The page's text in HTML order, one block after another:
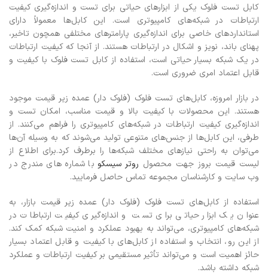
کابل تست فلوک یکی از ابزارهای حیاتی برای تست و اندازه‌گیری کیفیت
ارتباطات در شبکه‌های کامپیوتری است. این کابل‌ها معمولاً دارای
استانداردهای خاصی برای اندازه‌گیری پارامترهای مختلفی همچون تاخیر،
پهنای باند، نویز و اشکال در ارتباطات هستند. از آنجا که کیفیت ارتباطات
در یک شبکه بسیار حیاتی است، استفاده از کابل تست فلوک با کیفیت و
قابل اعتماد امری ضروری است.
در بازار امروزه، کابل‌های تست فلوک (فلوک دار) عمده زیر قیمت موجود
هستند. این محصولات با کیفیت بالا و قیمت مناسب، امکان تست و
اندازه‌گیری کیفیت ارتباطات در شبکه‌های کامپیوتری را فراهم می‌کنند. از
طرفی، این کابل‌ها از جنس‌های متنوعی تولید می‌شوند که به وسیله آن‌ها
می‌توان به راحتی نیازهای مختلف شبکه‌ها را برطرف کرد.برای اطلاع از
لیست قیمت بروز جهت محصول روتر سیسکو با شماره های مندرج در
وب سایت و کارشناسان مجموعه تماس حاصل فرمایید.
استفاده از کابل‌های تست فلوک (فلوک دار) عمده زیر قیمت بازار، به
عنوان یک ابزار حیاتی برای تست و اندازه‌گیری کیفیت ارتباطات در
شبکه‌های کامپیوتری، می‌تواند به بهبود عملکرد و امنیت شبکه کمک کند.
از این رو، انتخاب و استفاده از کابل‌های با کیفیت و قابل اعتماد بسیار
حائز اهمیت است و می‌تواند تأثیر مستقیمی بر کیفیت ارتباطات و عملکرد
شبکه داشته باشد.